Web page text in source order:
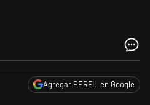
Agregar PERFIL en Google